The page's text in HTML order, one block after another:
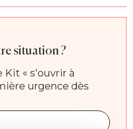
situation ?
Kit « s'ouvrir à
urgence dès